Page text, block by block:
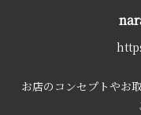
お店のコンセプトやお